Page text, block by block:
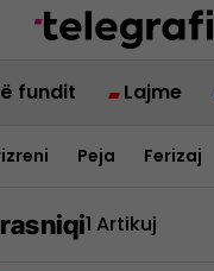
fundit Lajme
Peja Ferizaj
1 Artikuj